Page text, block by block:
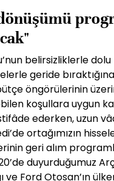
belirsizliklerle
geride
öngörülerinin
koşullara uygun
ederken, uzun
ortağımızın
geri alım
duyurduğumuz
ve Ford Otosan’ın